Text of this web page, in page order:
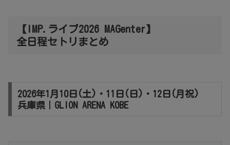
【IMP.ライブ2026 MAGenter】
全日程セトリまとめ
2026年1月10日(土)・11日(日)・12日(月祝)
兵庫県｜GLION ARENA KOBE